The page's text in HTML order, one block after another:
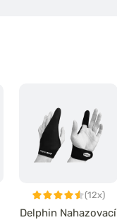
(12x)
Delphin Nahazovací